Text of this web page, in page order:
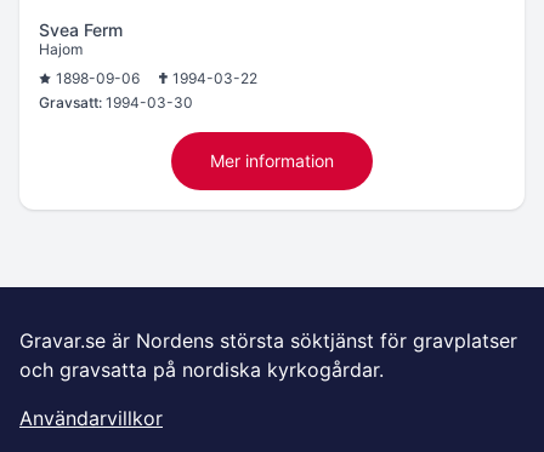
Svea Ferm
Hajom
1898-09-06
1994-03-22
Gravsatt: 1994-03-30
Mer information
Gravar.se är Nordens största söktjänst för gravplatser
och gravsatta på nordiska kyrkogårdar.
Användarvillkor